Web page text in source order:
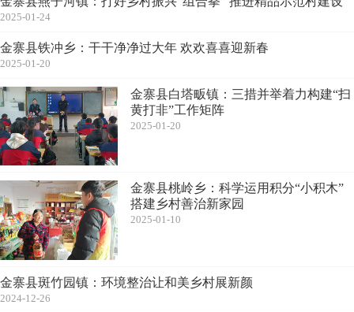
2025-01-24
金寨县铁冲乡：干干净净过大年 欢欢喜喜迎新春
2025-01-20
金寨县白塔畈镇：三措并举着力构建“扫
黄打非”工作矩阵
2025-01-20
金寨县桃岭乡：科学运用积分“小积木”
搭建乡村善治新家园
2025-01-10
金寨县斑竹园镇：环境整治让和美乡村展新颜
2024-12-26